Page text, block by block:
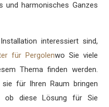
und harmonisches Ganzes
interessiert sind,
für Pergolenwo Sie viele
Thema finden werden.
für Ihren Raum bringen
ob diese Lösung für Sie